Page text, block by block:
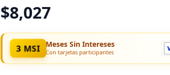
$8,027
3 MSI Meses Sin Intereses
Con tarjetas participantes